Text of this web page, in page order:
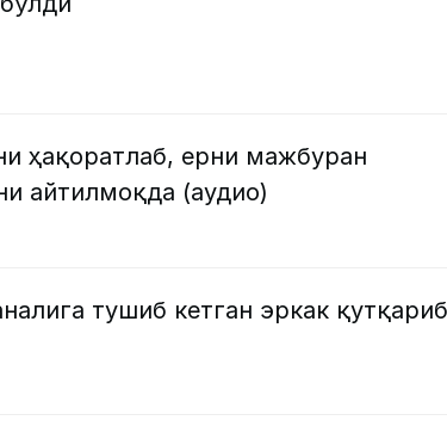
ҳақоратлаб, ерни мажбуран
айтилмоқда (аудио)
тушиб кетган эркак қутқариб